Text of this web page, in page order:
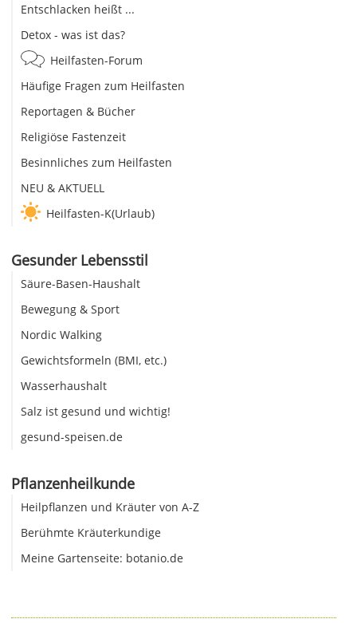
Entschlacken heißt ...
Detox - was ist das?
Heilfasten-Forum
Häufige Fragen zum Heilfasten
Reportagen & Bücher
Religiöse Fastenzeit
Besinnliches zum Heilfasten
NEU & AKTUELL
Heilfasten-K(Urlaub)
Gesunder Lebensstil
Säure-Basen-Haushalt
Bewegung & Sport
Nordic Walking
Gewichtsformeln (BMI, etc.)
Wasserhaushalt
Salz ist gesund und wichtig!
gesund-speisen.de
Pflanzenheilkunde
Heilpflanzen und Kräuter von A-Z
Berühmte Kräuterkundige
Meine Gartenseite: botanio.de